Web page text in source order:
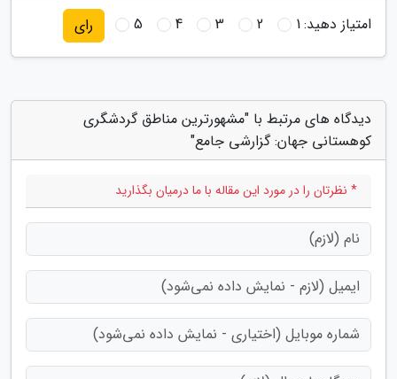
امتیاز دهید:1
2
3
4
5 رای
دیدگاه های مرتبط با "مشهورترین مناطق گردشگری
کوهستانی جهان: گزارشی جامع"
* نظرتان را در مورد این مقاله با ما درمیان بگذارید